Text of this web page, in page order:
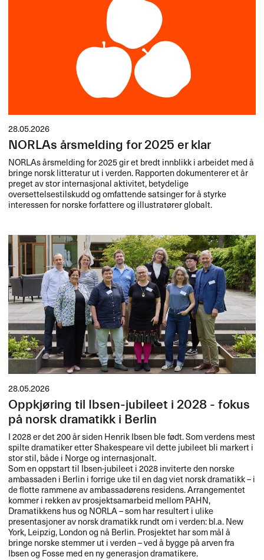
28.05.2026
NORLAs årsmelding for 2025 er klar
NORLAs årsmelding for 2025 gir et bredt innblikk i arbeidet med å
bringe norsk litteratur ut i verden. Rapporten dokumenterer et år
preget av stor internasjonal aktivitet, betydelige
oversettelsestilskudd og omfattende satsinger for å styrke
interessen for norske forfattere og illustratører globalt.
28.05.2026
Oppkjøring til Ibsen-jubileet i 2028 - fokus
på norsk dramatikk i Berlin
I 2028 er det 200 år siden Henrik Ibsen ble født. Som verdens mest
spilte dramatiker etter Shakespeare vil dette jubileet bli markert i
stor stil, både i Norge og internasjonalt.
Som en oppstart til Ibsen-jubileet i 2028 inviterte den norske
ambassaden i Berlin i forrige uke til en dag viet norsk dramatikk – i
de flotte rammene av ambassadørens residens. Arrangementet
kommer i rekken av prosjektsamarbeid mellomPAHN,
Dramatikkens hus og NORLA– som har resultert i ulike
presentasjoner av norsk dramatikk rundt om i verden: bl.a. New
York, Leipzig, London og nå Berlin. Prosjektet har som m​å​l ​å
bringe norske stemmer ut i verden ​– ved ​å bygge p​å arven fra
Ibsen og Fosse med en ny generasjon dramatikere.​​